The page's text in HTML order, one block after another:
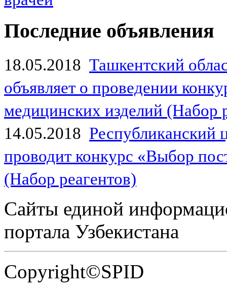
Последние объявления
18.05.2018 Ташкентский
объявляет о проведении
медицинских изделий (Набор
14.05.2018
проводит конкурс «Выбор
(Набор реагентов)
Сайты единой
портала Узбекистана
Copyright©SPID